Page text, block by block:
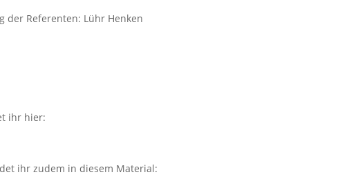
der Referenten: Lühr Henken
ihr hier:
ihr zudem in diesem Material: